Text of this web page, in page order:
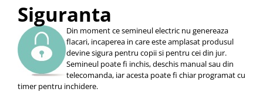
Siguranta
Din moment ce semineul electric nu genereaza
flacari, incaperea in care este amplasat produsul
devine sigura pentru copii si pentru cei din jur.
Semineul poate fi inchis, deschis manual sau din
telecomanda, iar acesta poate fi chiar programat cu
timer pentru inchidere.